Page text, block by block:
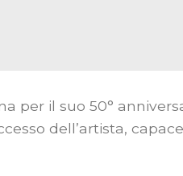
per il suo 50°
dell’artista,